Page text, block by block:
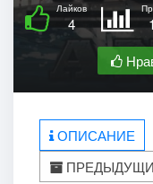
Лайков
4
ОПИСАНИЕ